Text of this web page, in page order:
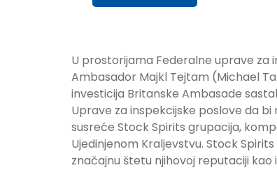
U prostorijama Federalne uprave za
Ambasador Majkl Tejtam (Michael
investicija Britanske Ambasade
Uprave za inspekcijske poslove da
susreće Stock Spirits grupacija,
Ujedinjenom Kraljevstvu. Stock
značajnu štetu njihovoj reputaciji kao